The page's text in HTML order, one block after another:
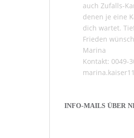
auch Zufalls-
denen je eine
dich wartet.
Frieden
Marina
Kontakt: 0049-
INFO-MAILS ÜBER